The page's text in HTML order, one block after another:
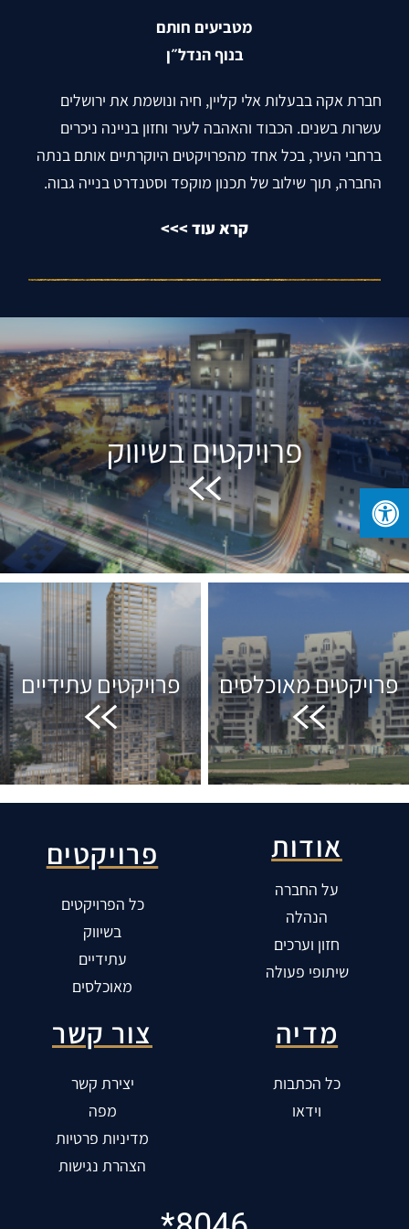
מטביעים חותם
בנוף הנדל״ן
חברת אקה בבעלות אלי קליין, חיה ונושמת את ירושלים
עשרות בשנים. הכבוד והאהבה לעיר וחזון בניינה ניכרים
ברחבי העיר, בכל אחד מהפרויקטים היוקרתיים אותם בנתה
החברה, תוך שילוב של תכנון מוקפד וסטנדרט בנייה גבוה.
קרא עוד >>>
פרויקטים בשיווק
פרויקטים מאוכלסים פרויקטים עתידיים
אודות
על החברה
הנהלה
חזון וערכים
שיתופי פעולה
פרויקטים
כל הפרויקטים
בשיווק
עתידיים
מאוכלסים
מדיה
כל הכתבות
וידאו
צור קשר
יצירת קשר
מפה
מדיניות פרטיות
הצהרת נגישות